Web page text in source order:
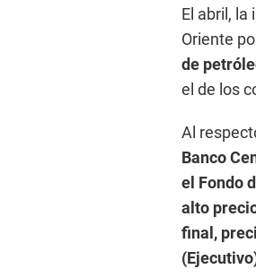
El abril, la
Oriente
de
el de los
Al
Banco
el Fondo
alto
final,